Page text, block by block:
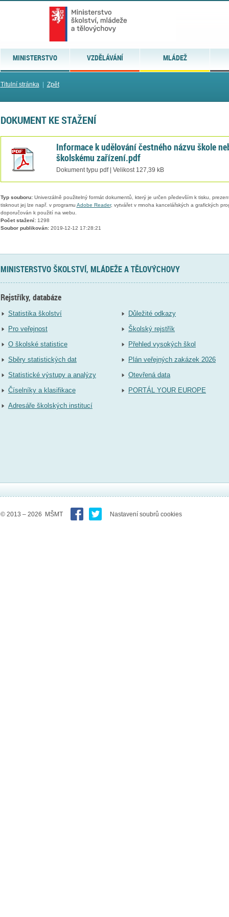
MINISTERSTVO VZDĚLÁVÁNÍ MLÁDEŽ
Titulní stránka| Zpět
DOKUMENT KE STAŽENÍ
Informace k udělování čestného názvu škole
školskému zařízení.pdf
Dokument typu pdf | Velikost 127,39 kB
Typ souboru:Univerzálně použitelný formát dokumentů, který je určen především k tisku,
tisknout jej lze např. v programu Adobe Reader, vytvářet v mnoha kancelářských a grafických
doporučován k použití na webu.
Počet stažení:1298
Soubor publikován:2019-12-12 17:28:21
MINISTERSTVO ŠKOLSTVÍ, MLÁDEŽE A TĚLOVÝCHOVY
Rejstříky, databáze
Statistika školství
Pro veřejnost
O školské statistice
Sběry statistických dat
Statistické výstupy a analýzy
Číselníky a klasifikace
Adresáře školských institucí
Důležité odkazy
Školský rejstřík
Přehled vysokých škol
Plán veřejných zakázek 2026
Otevřená data
PORTÁL YOUR EUROPE
© 2013 – 2026 MŠMT Nastavení soubrů cookies